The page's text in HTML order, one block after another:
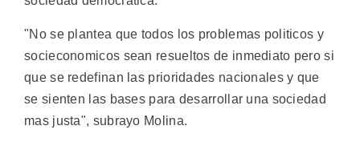
"No se plantea que todos los problemas politicos y
socieconomicos sean resueltos de inmediato pero si
que se redefinan las prioridades nacionales y que
se sienten las bases para desarrollar una sociedad
mas justa", subrayo Molina.